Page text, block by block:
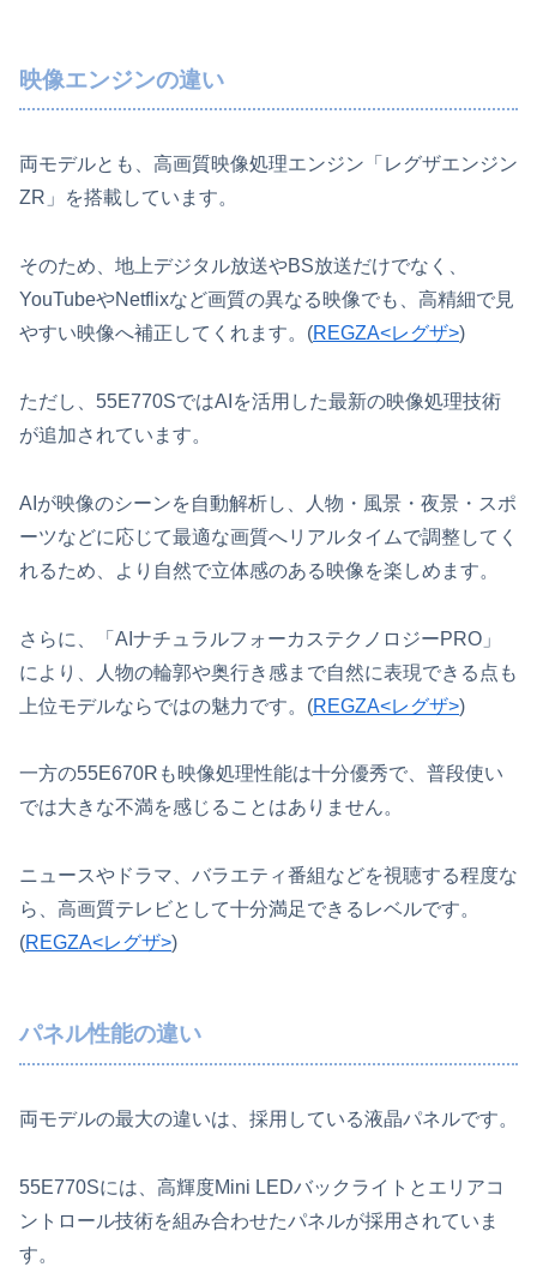
映像エンジンの違い
両モデルとも、高画質映像処理エンジン「レグザエンジン
ZR」を搭載しています。
そのため、地上デジタル放送やBS放送だけでなく、
YouTubeやNetflixなど画質の異なる映像でも、高精細で見
やすい映像へ補正してくれます。(REGZA<レグザ>)
ただし、55E770SではAIを活用した最新の映像処理技術
が追加されています。
AIが映像のシーンを自動解析し、人物・風景・夜景・スポ
ーツなどに応じて最適な画質へリアルタイムで調整してく
れるため、より自然で立体感のある映像を楽しめます。
さらに、「AIナチュラルフォーカステクノロジーPRO」
により、人物の輪郭や奥行き感まで自然に表現できる点も
上位モデルならではの魅力です。(REGZA<レグザ>)
一方の55E670Rも映像処理性能は十分優秀で、普段使い
では大きな不満を感じることはありません。
ニュースやドラマ、バラエティ番組などを視聴する程度な
ら、高画質テレビとして十分満足できるレベルです。
(REGZA<レグザ>)
パネル性能の違い
両モデルの最大の違いは、採用している液晶パネルです。
55E770Sには、高輝度Mini LEDバックライトとエリアコ
ントロール技術を組み合わせたパネルが採用されていま
す。